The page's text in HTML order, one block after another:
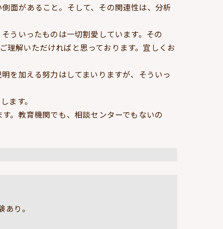
面があること。そして、その関連性は、分析
ういったものは一切割愛しています。その
理解いただければと思っております。宜しくお
を加える努力はしてまいりますが、そういっ
ます。
。教育機関でも、相談センターでもないの
り。